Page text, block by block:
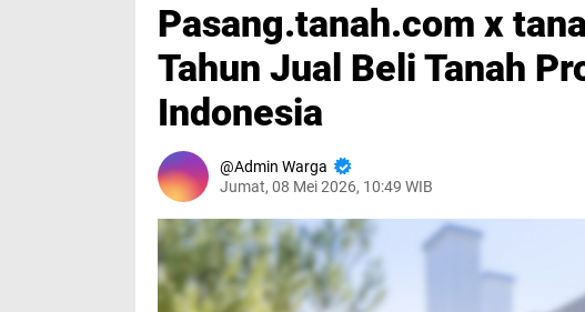
Pasang.tanah.com x
Tahun Jual Beli Tanah
Indonesia
Admin Warga
Jumat, 08 Mei 2026, 10:49 WIB